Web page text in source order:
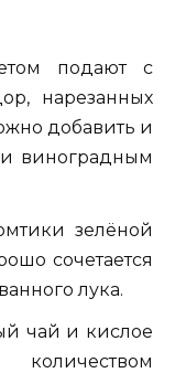
подают с
нарезанных
добавить и
виноградным
зелёной
сочетается
лука.
чай и кислое